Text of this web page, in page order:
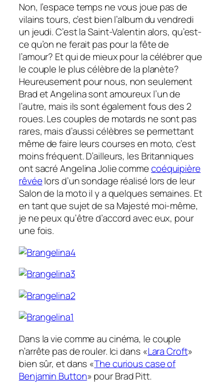
Non, l’espace temps ne vous joue pas de
vilains tours, c’est bien l’album du vendredi
un jeudi. C’est la Saint-Valentin alors, qu’est-
ce qu’on ne ferait pas pour la fête de
l’amour? Et qui de mieux pour la célébrer que
le couple le plus célèbre de la planète?
Heureusement pour nous, non seulement
Brad et Angelina sont amoureux l’un de
l’autre, mais ils sont également fous des 2
roues. Les couples de motards ne sont pas
rares, mais d’aussi célèbres se permettant
même de faire leurs courses en moto, c’est
moins fréquent. D’ailleurs, les Britanniques
ont sacré Angelina Jolie commecoéquipière
rêvéelors d’un sondage réalisé lors de leur
Salon de la moto il y a quelques semaines. Et
en tant que sujet de sa Majesté moi-même,
je ne peux qu’être d’accord avec eux, pour
une fois.
Dans la vie comme au cinéma, le couple
n’arrête pas de rouler. Ici dans «Lara Croft»
bien sûr, et dans «The curious case of
Benjamin Button» pour Brad Pitt.